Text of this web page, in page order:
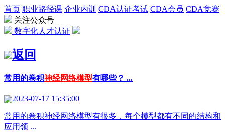
首页 职业路径课 企业内训 CDA认证考试 CDA会员 CDA竞赛
关注公众号
数字化人才认证
返回
常用的卷积神经网络模型有哪些？ ...
2023-07-17 15:35:00
常用的卷积神经网络模型有很多，每个模型都有不同的结构和
应用领 ...